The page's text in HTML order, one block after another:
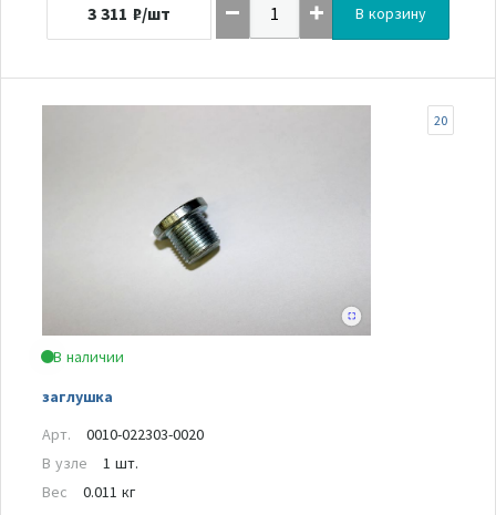
3 311 ₽/шт В корзину
В наличии
заглушка
20
Арт.
0010-022303-0020
В узле
1 шт.
Вес
0.011 кг